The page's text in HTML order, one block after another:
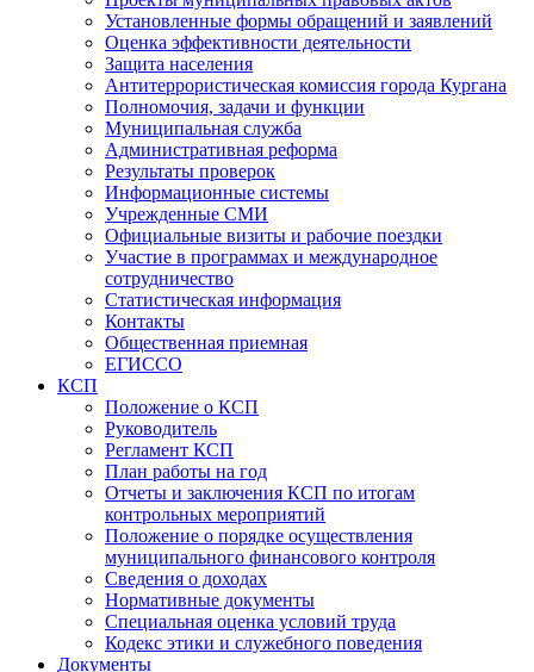
Установленные формы обращений и заявлений
Оценка эффективности деятельности
Защита населения
Антитеррористическая комиссия города Кургана
Полномочия, задачи и функции
Муниципальная служба
Административная реформа
Результаты проверок
Информационные системы
Учрежденные СМИ
Официальные визиты и рабочие поездки
Участие в программах и международное
сотрудничество
Статистическая информация
Контакты
Общественная приемная
ЕГИССО
КСП
Положение о КСП
Руководитель
Регламент КСП
План работы на год
Отчеты и заключения КСП по итогам
контрольных мероприятий
Положение о порядке осуществления
муниципального финансового контроля
Сведения о доходах
Нормативные документы
Специальная оценка условий труда
Кодекс этики и служебного поведения
Документы